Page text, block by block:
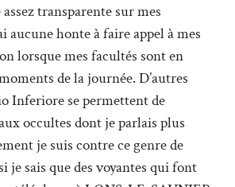
transparente sur mes
aucune honte à faire appel à mes
lorsque mes facultés sont en
de la journée. D’autres
Inferiore se permettent de
occultes dont je parlais plus
je suis contre ce genre de
je sais que des voyantes qui font